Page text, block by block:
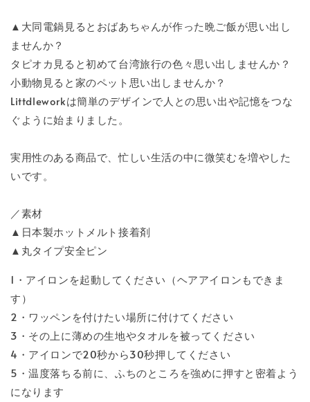
▲大同電鍋見るとおばあちゃんが作った晩ご飯が思い出し
ませんか？
タピオカ見ると初めて台湾旅行の色々思い出しませんか？
小動物見ると家のペット思い出しませんか？
Littdleworkは簡単のデザインで人との思い出や記憶をつな
ぐように始まりました。
実用性のある商品で、忙しい生活の中に微笑むを増やした
いです。
／素材
▲日本製ホットメルト接着剤
▲丸タイプ安全ピン
1・アイロンを起動してください（ヘアアイロンもできま
す）
2・ワッペンを付けたい場所に付けてください
3・その上に薄めの生地やタオルを被ってください
4・アイロンで20秒から30秒押してください
5・温度落ちる前に、ふちのところを強めに押すと密着よう
になります